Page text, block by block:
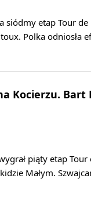
siódmy etap Tour
Polka odniosła
Kocierzu.
piąty etap
Małym.